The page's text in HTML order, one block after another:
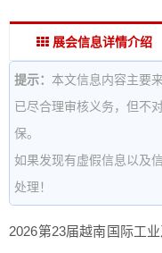
展会信息详情介绍
提示： 本文信息内容主要
已尽合理审核义务，但不
保。
如果发现有虚假信息以及
处理！
2026第23届越南国际工